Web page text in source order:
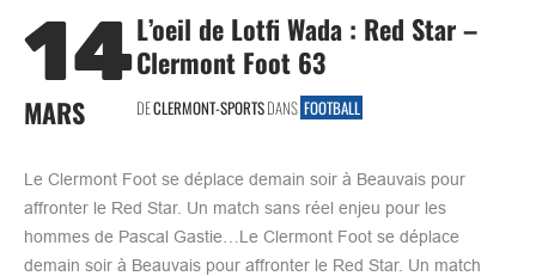
14
MARS
L’oeil de Lotfi Wada : Red Star –
Clermont Foot 63
DECLERMONT-SPORTSDANS FOOTBALL
Le Clermont Foot se déplace demain soir à Beauvais pour
affronter le Red Star. Un match sans réel enjeu pour les
hommes de Pascal Gastie…Le Clermont Foot se déplace
demain soir à Beauvais pour affronter le Red Star. Un match